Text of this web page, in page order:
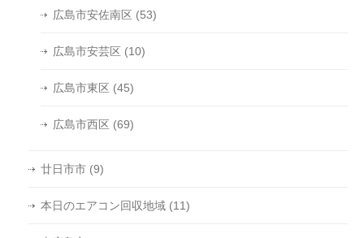
広島市安佐南区 (53)
広島市安芸区 (10)
広島市東区 (45)
広島市西区 (69)
廿日市市 (9)
本日のエアコン回収地域 (11)